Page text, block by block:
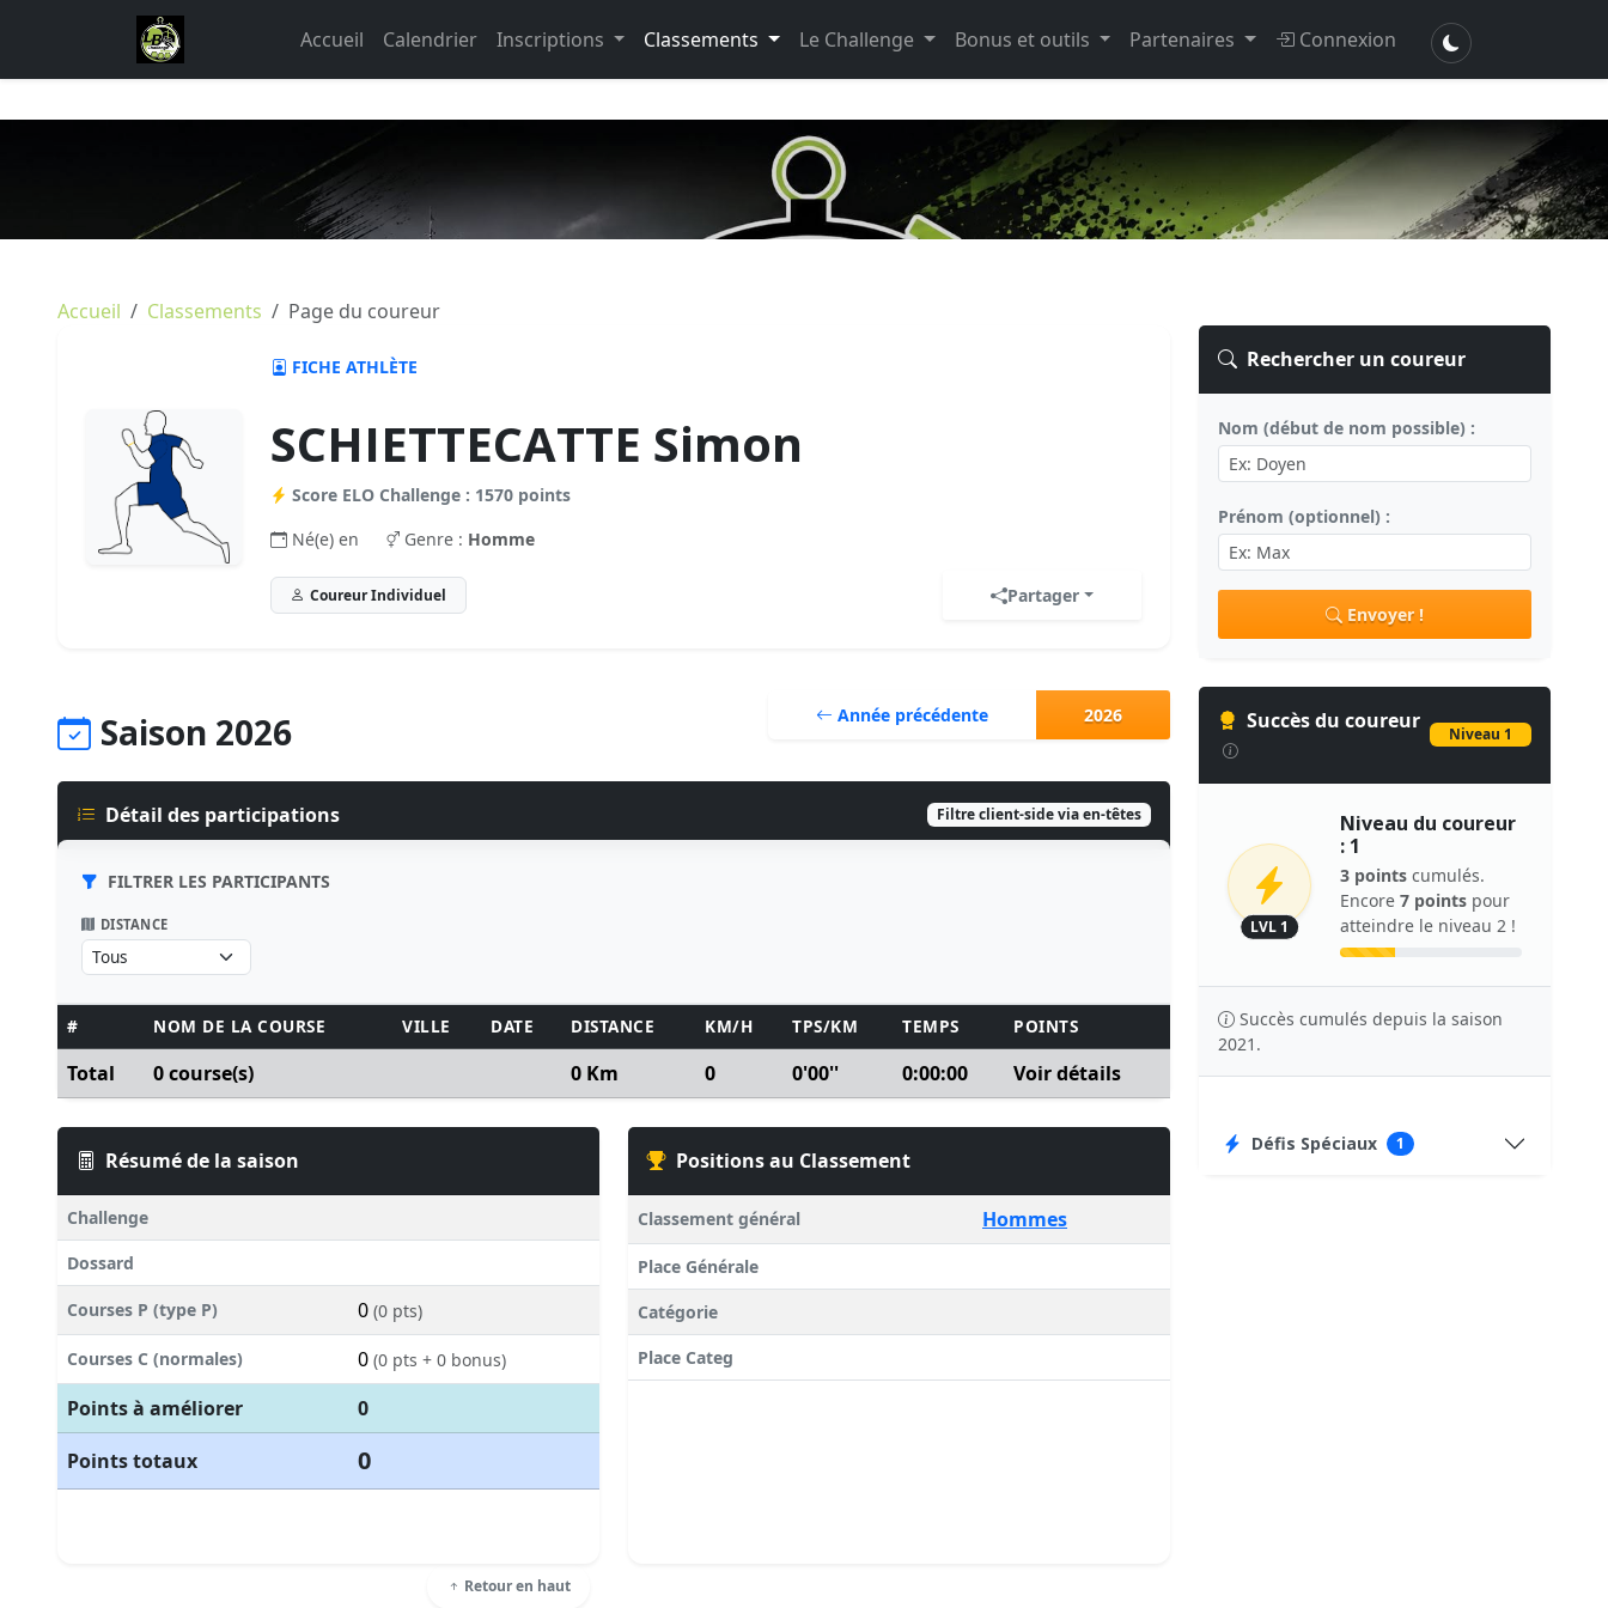
Accueil Calendrier Inscriptions Classements Le Challenge Bonus et outils Partenaires Connexion
Accueil Classements Page du coureur
FICHE ATHLÈTE
SCHIETTECATTE Simon
Score ELO Challenge : 1570 points
Né(e) en
Genre : Homme
Coureur Individuel Partager
Saison 2026 Année précédente 2026
Détail des participations Filtre client-side via en-têtes
FILTRER LES PARTICIPANTS
DISTANCE
# NOM DE LA COURSE VILLE DATE DISTANCE KM/H TPS/KM TEMPS POINTS
Total 0 course(s) 0 Km 0 0'00'' 0:00:00 Voir détails
Résumé de la saison
Challenge
Dossard
Courses P (type P) 0 (0 pts)
Courses C (normales) 0 (0 pts + 0 bonus)
Points à améliorer
0
Points totaux
0
Retour en haut
Positions au Classement
Classement général Hommes
Place Générale
Catégorie
Place Categ
Rechercher un coureur
Nom (début de nom possible) :
Prénom (optionnel) :
Envoyer !
Succès du coureur
Niveau 1
LVL 1
Niveau du coureur
: 1
3 points cumulés.
Encore 7 points pour
atteindre le niveau 2 !
Succès cumulés depuis la saison
2021.
Défis Spéciaux 1